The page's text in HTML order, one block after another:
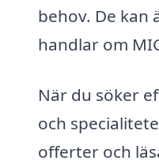
behov. De
handlar om
När du söker
och
offerter och